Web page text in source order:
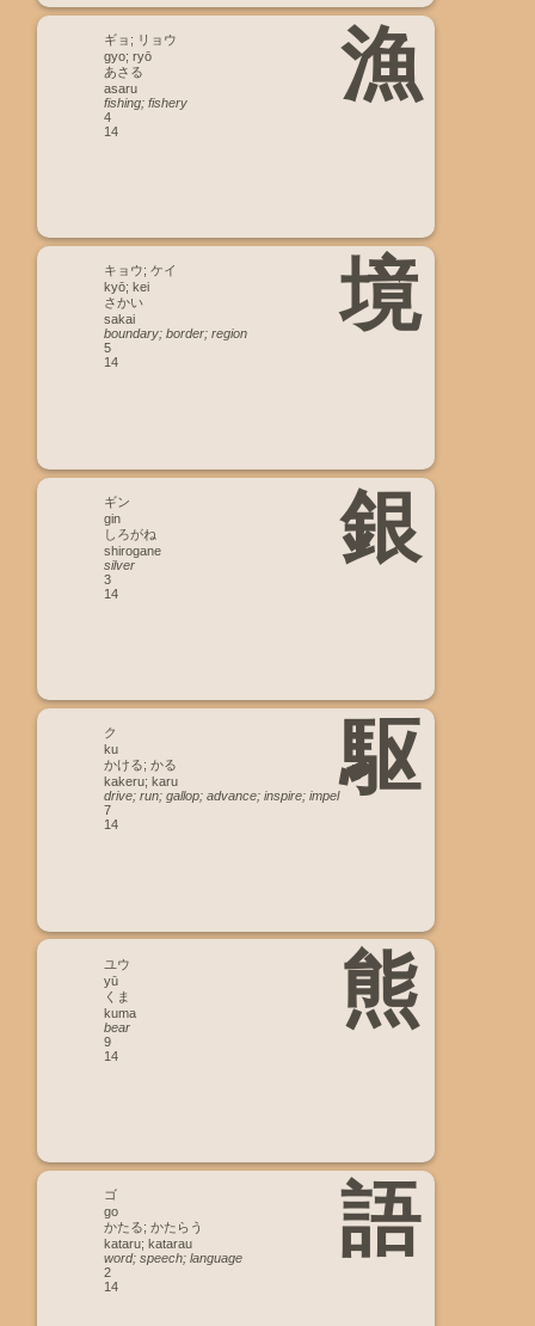
漁
ギョ; リョウ
gyo; ryō
あさる
asaru
fishing; fishery
4
14
境
キョウ; ケイ
kyō; kei
さかい
sakai
boundary; border; region
5
14
銀
ギン
gin
しろがね
shirogane
silver
3
14
駆
ク
ku
かける; かる
kakeru; karu
drive; run; gallop; advance; inspire; impel
7
14
熊
ユウ
yū
くま
kuma
bear
9
14
語
ゴ
go
かたる; かたらう
kataru; katarau
word; speech; language
2
14